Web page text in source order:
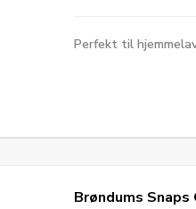
Perfekt til
Brøndums